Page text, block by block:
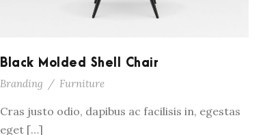
Black Molded Shell Chair
Branding / Furniture
Cras justo odio, dapibus ac facilisis in, egestas
eget […]